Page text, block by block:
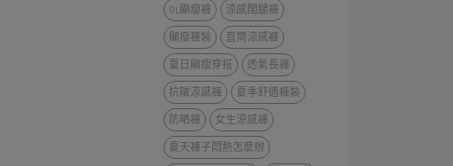
OL顯瘦褲
涼感闊腿褲
顯瘦褲裝
直筒涼感褲
夏日顯瘦穿搭
透氣長褲
抗皺涼感褲
夏季舒適褲裝
防晒褲
女生涼感褲
夏天褲子悶熱怎麼辦